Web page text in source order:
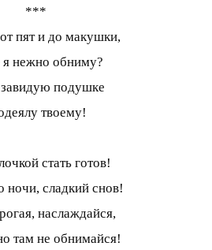
***
пят и до макушки,
нежно обниму?
подушке
твоему!
стать готов!
ночи, сладкий снов!
наслаждайся,
там не обнимайся!